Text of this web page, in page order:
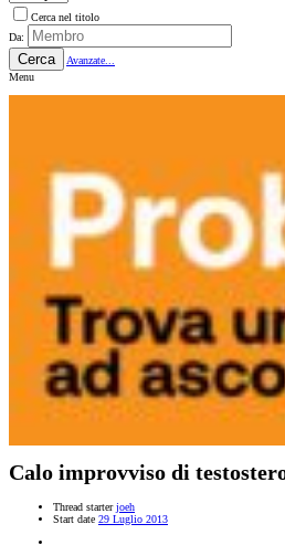
Cerca nel titolo
Da:
Cerca
Avanzate...
Menu
Calo improvviso di
Thread starter joeh
Start date 29 Luglio 2013